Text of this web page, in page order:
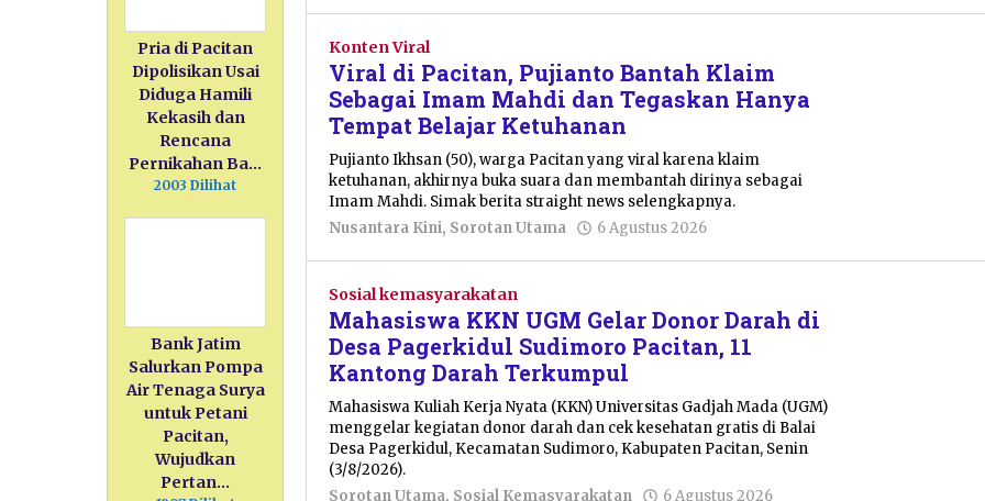
Pria di Pacitan
Dipolisikan Usai
Diduga Hamili
Kekasih dan
Rencana
Pernikahan Ba…
2003 Dilihat
Bank Jatim
Salurkan Pompa
Air Tenaga Surya
untuk Petani
Pacitan,
Wujudkan
Pertan…
Shalahuddin
Konten Viral
Viral di Pacitan, Pujianto Bantah Klaim
Sebagai Imam Mahdi dan Tegaskan Hanya
Tempat Belajar Ketuhanan
Pujianto Ikhsan (50), warga Pacitan yang viral karena klaim
ketuhanan, akhirnya buka suara dan membantah dirinya sebagai
Imam Mahdi. Simak berita straight news selengkapnya.
Nusantara Kini, Sorotan Utama 6 Agustus 2026
Shalahuddin
Sosial kemasyarakatan
Mahasiswa KKN UGM Gelar Donor Darah di
Desa Pagerkidul Sudimoro Pacitan, 11
Kantong Darah Terkumpul
Mahasiswa Kuliah Kerja Nyata (KKN) Universitas Gadjah Mada (UGM)
menggelar kegiatan donor darah dan cek kesehatan gratis di Balai
Desa Pagerkidul, Kecamatan Sudimoro, Kabupaten Pacitan, Senin
(3/8/2026).
Sorotan Utama, Sosial Kemasyarakatan 6 Agustus 2026